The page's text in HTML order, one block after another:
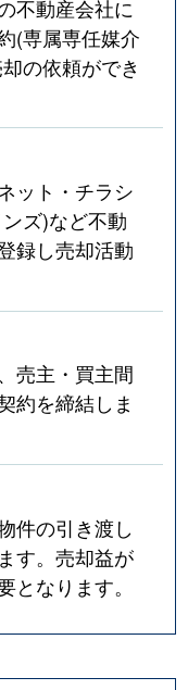
不動産会社に
(専属専任媒介
の依頼ができ
ット・チラシ
ズ)など不動
録し売却活動
売主・買主間
約を締結しま
件の引き渡し
す。売却益が
となります。